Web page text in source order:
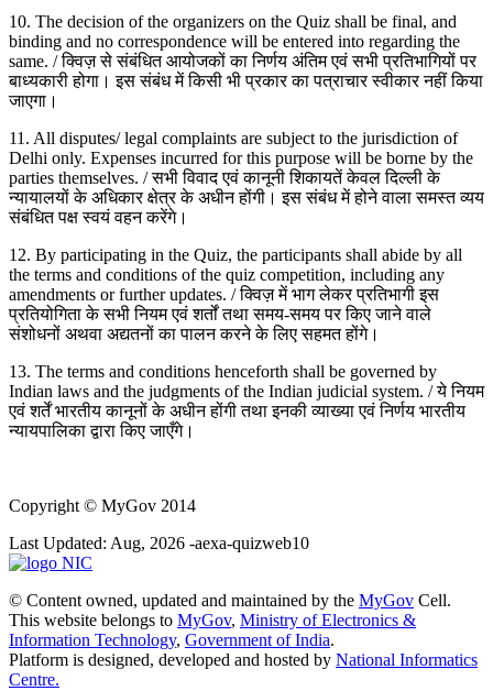
10. The decision of the organizers on the Quiz shall be final, and
binding and no correspondence will be entered into regarding the
same. / क्विज़ से संबंधित आयोजकों का निर्णय अंतिम एवं सभी प्रतिभागियों पर
बाध्यकारी होगा। इस संबंध में किसी भी प्रकार का पत्राचार स्वीकार नहीं किया
जाएगा।
11. All disputes/ legal complaints are subject to the jurisdiction of
Delhi only. Expenses incurred for this purpose will be borne by the
parties themselves. / सभी विवाद एवं कानूनी शिकायतें केवल दिल्ली के
न्यायालयों के अधिकार क्षेत्र के अधीन होंगी। इस संबंध में होने वाला समस्त व्यय
संबंधित पक्ष स्वयं वहन करेंगे।
12. By participating in the Quiz, the participants shall abide by all
the terms and conditions of the quiz competition, including any
amendments or further updates. / क्विज़ में भाग लेकर प्रतिभागी इस
प्रतियोगिता के सभी नियम एवं शर्तों तथा समय-समय पर किए जाने वाले
संशोधनों अथवा अद्यतनों का पालन करने के लिए सहमत होंगे।
13. The terms and conditions henceforth shall be governed by
Indian laws and the judgments of the Indian judicial system. / ये नियम
एवं शर्तें भारतीय कानूनों के अधीन होंगी तथा इनकी व्याख्या एवं निर्णय भारतीय
न्यायपालिका द्वारा किए जाएँगे।
Copyright © MyGov 2014
Last Updated: Aug, 2026 -aexa-quizweb10
© Content owned, updated and maintained by the MyGov Cell.
This website belongs to MyGov, Ministry of Electronics &
Information Technology, Government of India.
Platform is designed, developed and hosted by National Informatics
Centre.